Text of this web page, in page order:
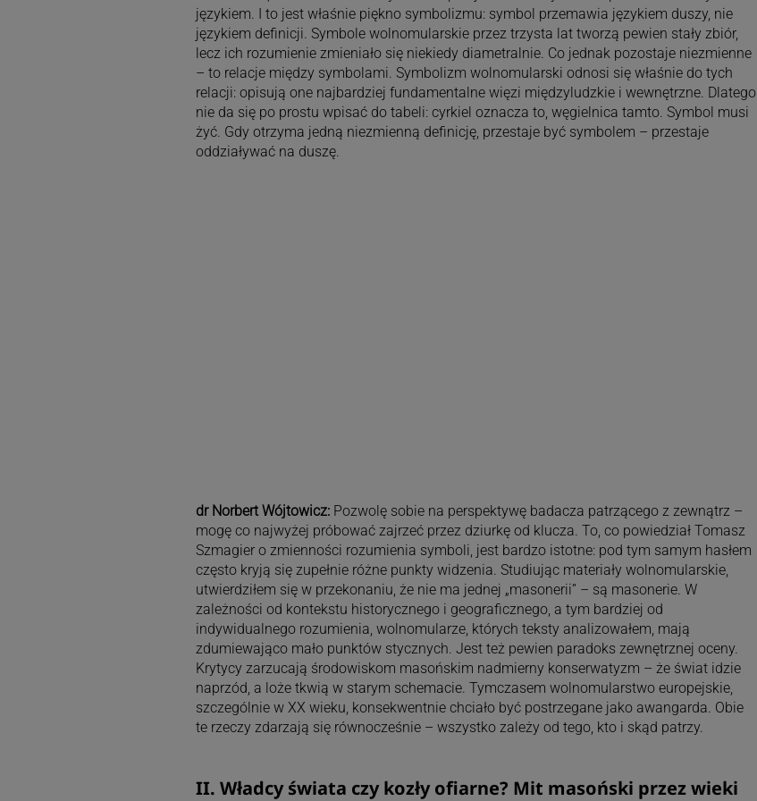
językiem. I to jest właśnie piękno symbolizmu: symbol przemawia językiem duszy, nie
językiem definicji. Symbole wolnomularskie przez trzysta lat tworzą pewien stały zbiór,
lecz ich rozumienie zmieniało się niekiedy diametralnie. Co jednak pozostaje niezmienne
– to relacje między symbolami. Symbolizm wolnomularski odnosi się właśnie do tych
relacji: opisują one najbardziej fundamentalne więzi międzyludzkie i wewnętrzne. Dlatego
nie da się po prostu wpisać do tabeli: cyrkiel oznacza to, węgielnica tamto. Symbol musi
żyć. Gdy otrzyma jedną niezmienną definicję, przestaje być symbolem – przestaje
oddziaływać na duszę.
dr Norbert Wójtowicz:Pozwolę sobie na perspektywę badacza patrzącego z zewnątrz –
mogę co najwyżej próbować zajrzeć przez dziurkę od klucza. To, co powiedział Tomasz
Szmagier o zmienności rozumienia symboli, jest bardzo istotne: pod tym samym hasłem
często kryją się zupełnie różne punkty widzenia. Studiując materiały wolnomularskie,
utwierdziłem się w przekonaniu, że nie ma jednej „masonerii” – są masonerie. W
zależności od kontekstu historycznego i geograficznego, a tym bardziej od
indywidualnego rozumienia, wolnomularze, których teksty analizowałem, mają
zdumiewająco mało punktów stycznych. Jest też pewien paradoks zewnętrznej oceny.
Krytycy zarzucają środowiskom masońskim nadmierny konserwatyzm – że świat idzie
naprzód, a loże tkwią w starym schemacie. Tymczasem wolnomularstwo europejskie,
szczególnie w XX wieku, konsekwentnie chciało być postrzegane jako awangarda. Obie
te rzeczy zdarzają się równocześnie – wszystko zależy od tego, kto i skąd patrzy.
II. Władcy świata czy kozły ofiarne? Mit masoński przez wieki